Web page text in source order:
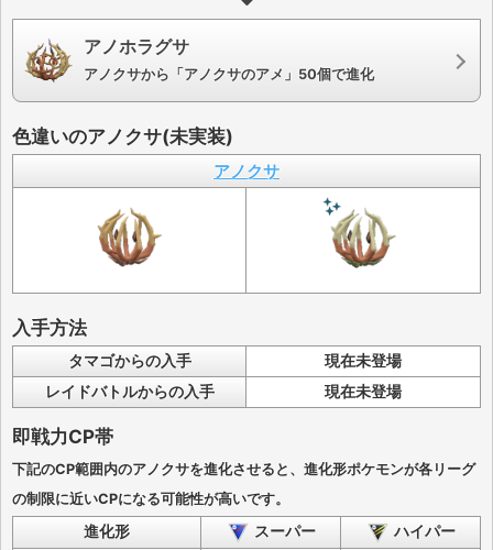
アノホラグサ
アノクサから「アノクサのアメ」50個で進化
色違いのアノクサ(未実装)
アノクサ
入手方法
タマゴからの入手
現在未登場
レイドバトルからの入手
現在未登場
即戦力CP帯
下記のCP範囲内のアノクサを進化させると、進化形ポケモンが各リーグ
の制限に近いCPになる可能性が高いです。
進化形 スーパー
ハイパー